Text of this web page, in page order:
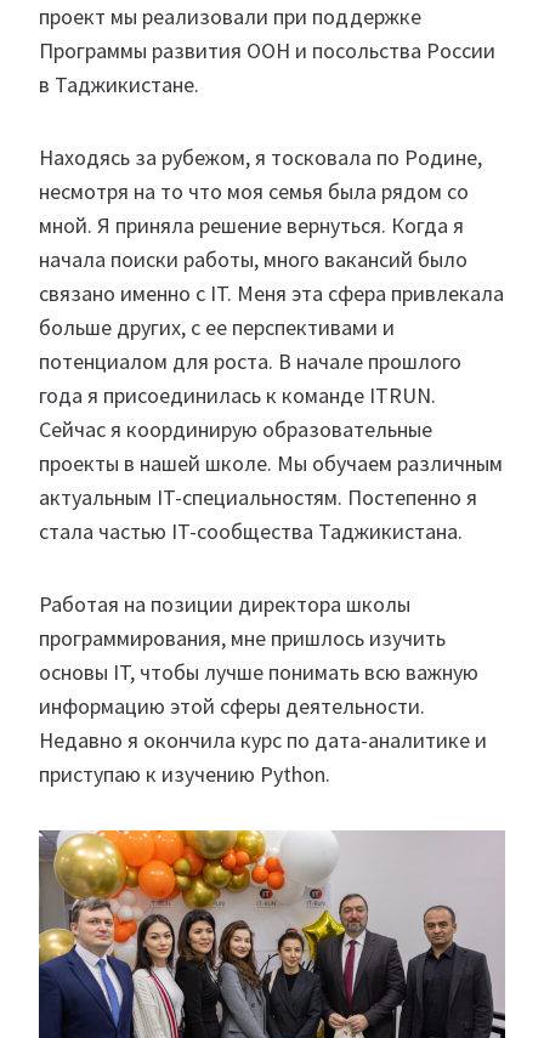
проект мы реализовали при поддержке
Программы развития ООН и посольства России
в Таджикистане.
Находясь за рубежом, я тосковала по Родине,
несмотря на то что моя семья была рядом со
мной. Я приняла решение вернуться. Когда я
начала поиски работы, много вакансий было
связано именно с IT. Меня эта сфера привлекала
больше других, с ее перспективами и
потенциалом для роста. В начале прошлого
года я присоединилась к команде ITRUN.
Сейчас я координирую образовательные
проекты в нашей школе. Мы обучаем различным
актуальным IT-специальностям. Постепенно я
стала частью IT-сообщества Таджикистана.
Работая на позиции директора школы
программирования, мне пришлось изучить
основы IT, чтобы лучше понимать всю важную
информацию этой сферы деятельности.
Недавно я окончила курс по дата-аналитике и
приступаю к изучению Python.